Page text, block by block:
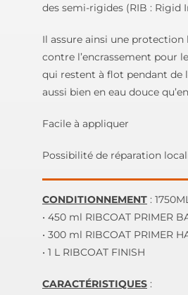
des semi-rigides (RIB : Rigid
Il assure ainsi une protection
contre l’encrassement pour
qui restent à flot pendant de
aussi bien en eau douce
Facile à appliquer
Possibilité de réparation
CONDITIONNEMENT:
• 450 ml RIBCOAT PRIMER
• 300 ml RIBCOAT PRIMER
• 1 L RIBCOAT FINISH
CARACTÉRISTIQUES: